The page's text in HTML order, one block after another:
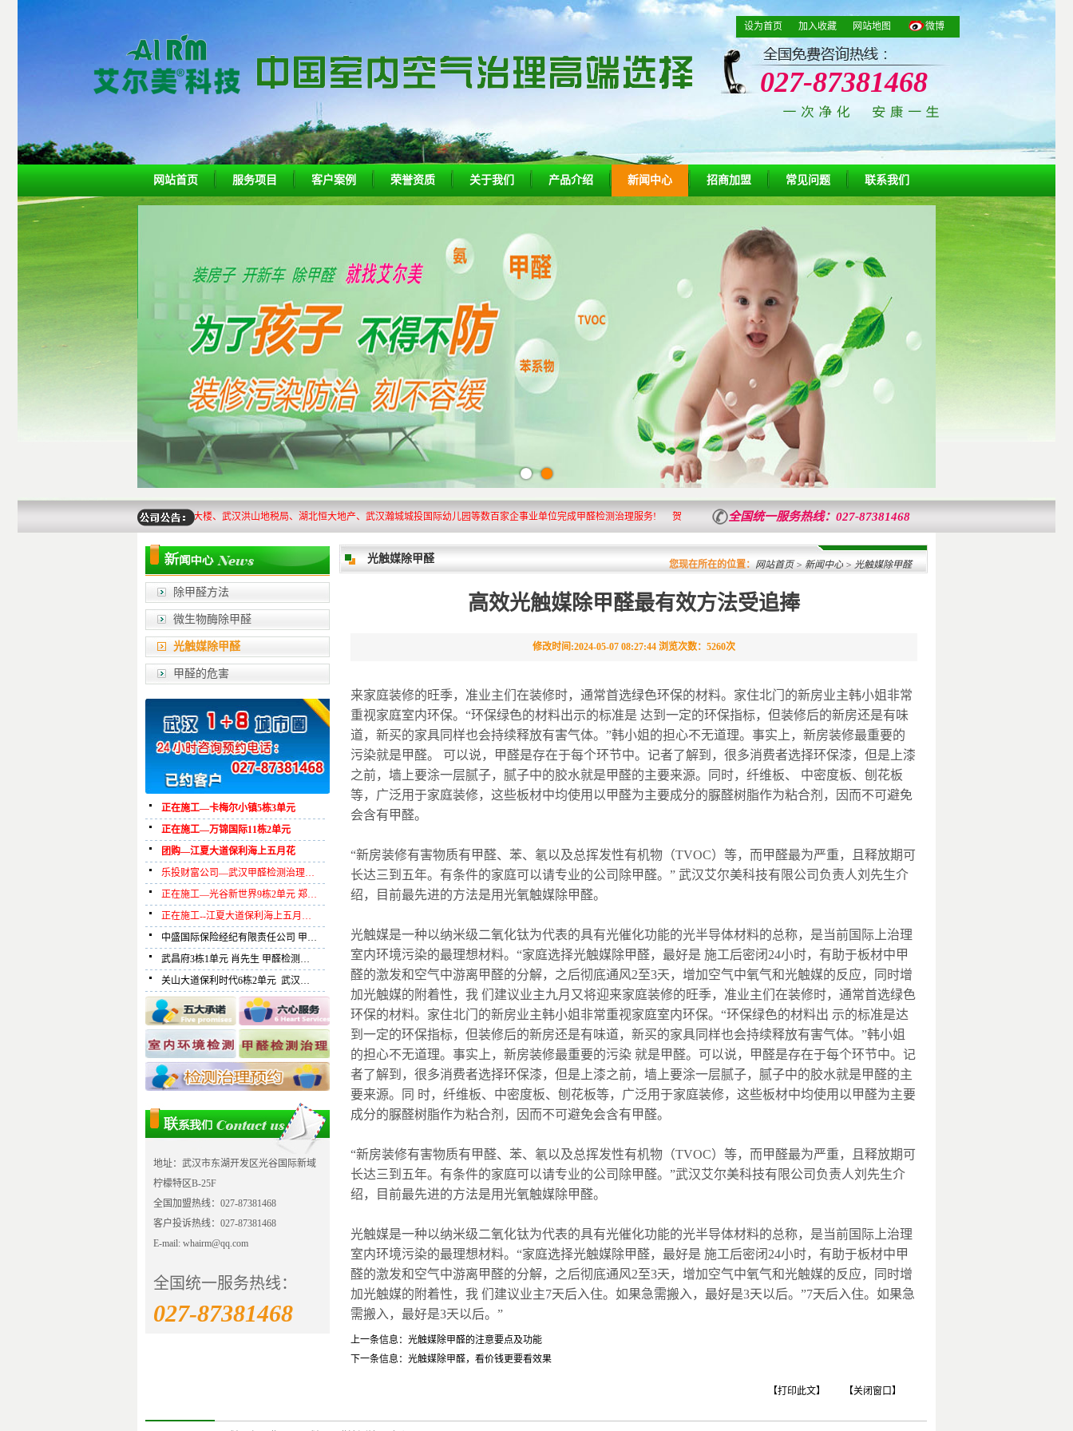
设为首页 加入收藏 网站地图 微博
027-87381468
网站首页 服务项目 客户案例 荣誉资质 关于我们 产品介绍 新闻中心 招商加盟 常见问题 联系我们
湖北省纪委办公大楼、省人大办公大楼、武汉洪山地税局、湖北恒大地产、武汉瀚城城投国际幼儿园等数百家企事业单位完成甲醛检测治理服务! 贺：艾尔美科技成立10年来，成功为20万武汉客户做室内空气检测治理服务，已为湖北省纪委办公
全国统一服务热线：027-87381468
除甲醛方法
微生物酶除甲醛
光触媒除甲醛
甲醛的危害
正在施工—卡梅尔小镇5栋3单元
正在施工—万锦国际11栋2单元
团购—江夏大道保利海上五月花
乐投财富公司—武汉甲醛检测治理…
正在施工—光谷新世界9栋2单元 郑…
正在施工--江夏大道保利海上五月…
中盛国际保险经纪有限责任公司 甲…
武昌府3栋1单元 肖先生 甲醛检测…
关山大道保利时代6栋2单元 武汉…
地址：武汉市东湖开发区光谷国际新域
柠檬特区B-25F
全国加盟热线：027-87381468
客户投诉热线：027-87381468
E-mail: whairm@qq.com
全国统一服务热线：
027-87381468
光触媒除甲醛 您现在所在的位置： 网站首页> 新闻中心 > 光触媒除甲醛
高效光触媒除甲醛最有效方法受追捧
修改时间:2024-05-07 08:27:44 浏览次数：5260次
来家庭装修的旺季，准业主们在装修时，通常首选绿色环保的材料。家住北门的新房业主韩小姐非常
重视家庭室内环保。“环保绿色的材料出示的标准是 达到一定的环保指标，但装修后的新房还是有味
道，新买的家具同样也会持续释放有害气体。”韩小姐的担心不无道理。事实上，新房装修最重要的
污染就是甲醛。 可以说，甲醛是存在于每个环节中。记者了解到，很多消费者选择环保漆，但是上漆
之前，墙上要涂一层腻子，腻子中的胶水就是甲醛的主要来源。同时，纤维板、 中密度板、刨花板
等，广泛用于家庭装修，这些板材中均使用以甲醛为主要成分的脲醛树脂作为粘合剂，因而不可避免
会含有甲醛。
“新房装修有害物质有甲醛、苯、氡以及总挥发性有机物（TVOC）等，而甲醛最为严重，且释放期可
长达三到五年。有条件的家庭可以请专业的公司除甲醛。” 武汉艾尔美科技有限公司负责人刘先生介
绍，目前最先进的方法是用光氧触媒除甲醛。
光触媒是一种以纳米级二氧化钛为代表的具有光催化功能的光半导体材料的总称，是当前国际上治理
室内环境污染的最理想材料。“家庭选择光触媒除甲醛，最好是 施工后密闭24小时，有助于板材中甲
醛的激发和空气中游离甲醛的分解，之后彻底通风2至3天，增加空气中氧气和光触媒的反应，同时增
加光触媒的附着性，我 们建议业主九月又将迎来家庭装修的旺季，准业主们在装修时，通常首选绿色
环保的材料。家住北门的新房业主韩小姐非常重视家庭室内环保。“环保绿色的材料出 示的标准是达
到一定的环保指标，但装修后的新房还是有味道，新买的家具同样也会持续释放有害气体。”韩小姐
的担心不无道理。事实上，新房装修最重要的污染 就是甲醛。可以说，甲醛是存在于每个环节中。记
者了解到，很多消费者选择环保漆，但是上漆之前，墙上要涂一层腻子，腻子中的胶水就是甲醛的主
要来源。同 时，纤维板、中密度板、刨花板等，广泛用于家庭装修，这些板材中均使用以甲醛为主要
成分的脲醛树脂作为粘合剂，因而不可避免会含有甲醛。
“新房装修有害物质有甲醛、苯、氡以及总挥发性有机物（TVOC）等，而甲醛最为严重，且释放期可
长达三到五年。有条件的家庭可以请专业的公司除甲醛。”武汉艾尔美科技有限公司负责人刘先生介
绍，目前最先进的方法是用光氧触媒除甲醛。
光触媒是一种以纳米级二氧化钛为代表的具有光催化功能的光半导体材料的总称，是当前国际上治理
室内环境污染的最理想材料。“家庭选择光触媒除甲醛，最好是 施工后密闭24小时，有助于板材中甲
醛的激发和空气中游离甲醛的分解，之后彻底通风2至3天，增加空气中氧气和光触媒的反应，同时增
加光触媒的附着性，我 们建议业主7天后入住。如果急需搬入，最好是3天以后。”7天后入住。如果急
需搬入，最好是3天以后。”
上一条信息： 光触媒除甲醛的注意要点及功能
下一条信息： 光触媒除甲醛，看价钱更要看效果
【打印此文】 【关闭窗口】